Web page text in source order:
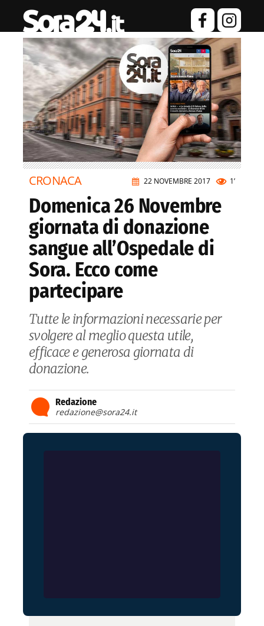
22 NOVEMBRE 2017 1’
CRONACA
Domenica 26 Novembre
giornata di donazione
sangue all’Ospedale di
Sora. Ecco come
partecipare
Tutte le informazioni necessarie per
svolgere al meglio questa utile,
efficace e generosa giornata di
donazione.
Redazione
redazione@sora24.it